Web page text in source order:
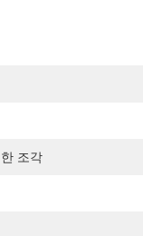
조각